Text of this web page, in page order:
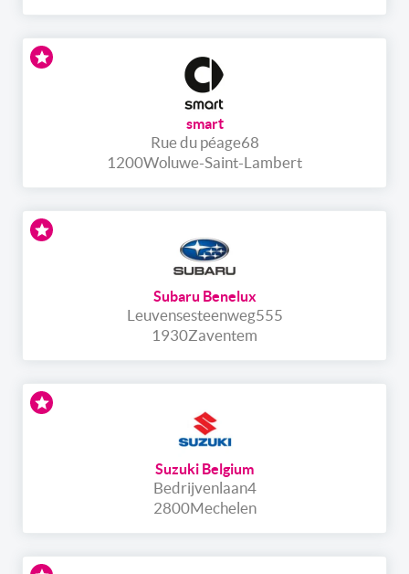
smart
Rue du péage68
1200Woluwe-Saint-Lambert
Subaru Benelux
Leuvensesteenweg555
1930Zaventem
Suzuki Belgium
Bedrijvenlaan4
2800Mechelen